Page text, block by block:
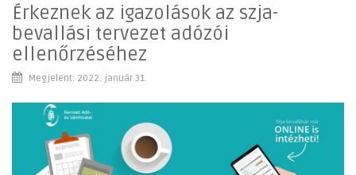
Érkeznek az igazolások az szja-
bevallási tervezet adózói
ellenőrzéséhez
Megjelent: 2022. január 31.